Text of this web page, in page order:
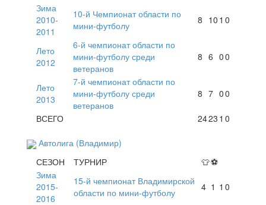
Зима
2010-
2011
10-й Чемпионат области по
мини-футболу
8 10 1 0
Лето
2012
6-й чемпионат области по
мини-футболу среди
ветеранов
8 6 00
Лето
2013
7-й чемпионат области по
мини-футболу среди
ветеранов
8 7 00
ВСЕГО 2423 1 0
Автолига (Владимир)
СЕЗОН
ТУРНИР 👕⚽
Зима
2015-
2016
15-й чемпионат Владимирской
области по мини-футболу
4 1 1 0